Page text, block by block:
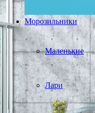
Морозильники
Маленькие
Лари